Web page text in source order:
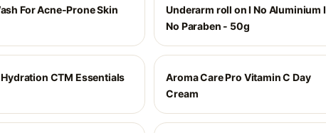
For Acne-Prone Skin
Underarm roll on I No Aluminium I
No Paraben - 50g
Hydration CTM Essentials
Aroma Care Pro Vitamin C Day
Cream